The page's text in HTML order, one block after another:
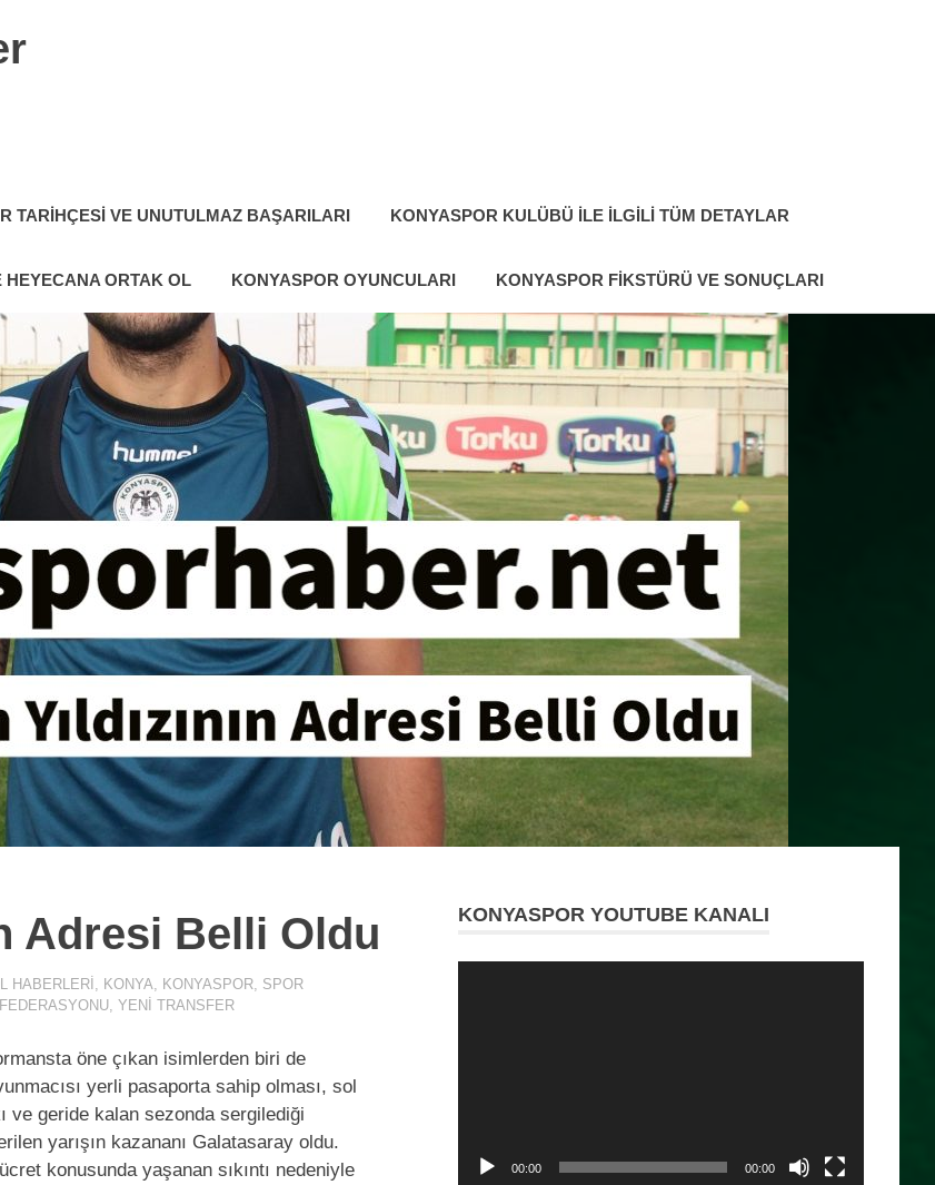
TARIHÇESI VE UNUTULMAZ BAŞARILARI KONYASPOR KULÜBÜ ILE İLGILI TÜM DETAYLAR
ORTAK OL KONYASPOR OYUNCULARI KONYASPOR FIKSTÜRÜ VE SONUÇLARI
Adresi Belli Oldu
HABERLERI , KONYA, KONYASPOR, SPOR
, YENI TRANSFER
öne çıkan isimlerden biri de
yerli pasaporta sahip olması, sol
ve geride kalan sezonda sergilediği
yarışın kazananı Galatasaray oldu.
konusunda yaşanan sıkıntı nedeniyle
KONYASPOR YOUTUBE KANALI
00:00 00:00